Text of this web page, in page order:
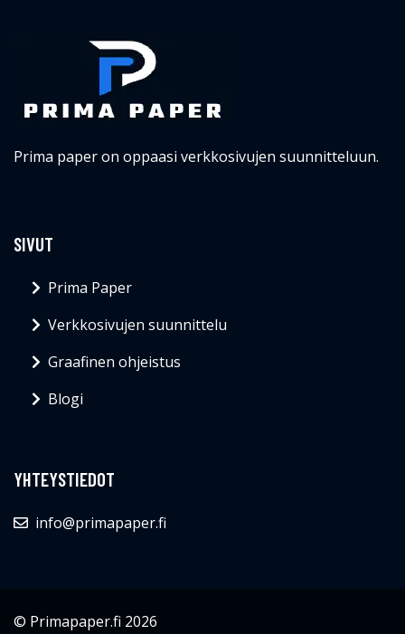
Prima paper on oppaasi verkkosivujen suunnitteluun.
SIVUT
Prima Paper
Verkkosivujen suunnittelu
Graafinen ohjeistus
Blogi
YHTEYSTIEDOT
info@primapaper.fi
© Primapaper.fi 2026